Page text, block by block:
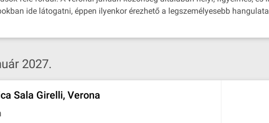
ide látogatni, éppen ilyenkor érezhető a legszemélyesebb
2027.
Sala Girelli, Verona